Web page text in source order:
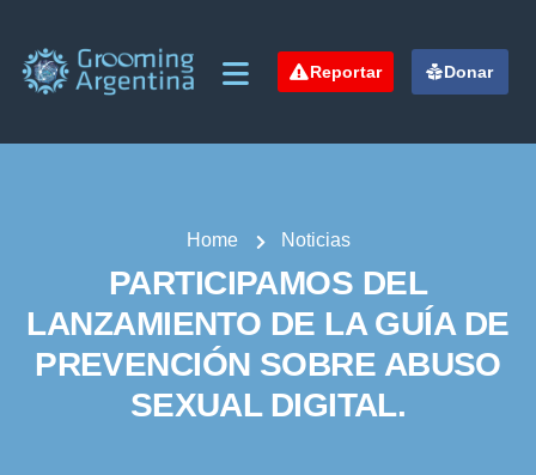
Reportar Donar
Home Noticias
PARTICIPAMOS DEL
LANZAMIENTO DE LA GUÍA DE
PREVENCIÓN SOBRE ABUSO
SEXUAL DIGITAL.